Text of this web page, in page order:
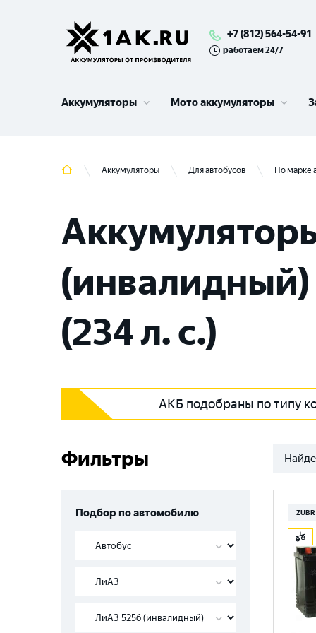
+7 (812) 564-54-91
работаем 24/7
Аккумуляторы Мото аккумуляторы
Аккумуляторы Для автобусов По марке
(234 л. с.)
АКБ подобраны по типу
Фильтры
Подбор по автомобилю ZUBR